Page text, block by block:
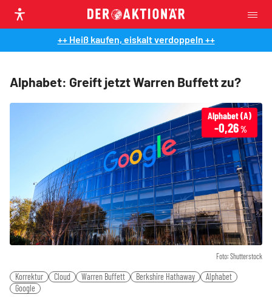
++ Heiß kaufen, eiskalt verdoppeln ++
Alphabet: Greift jetzt Warren Buffett zu?
Foto: Shutterstock
Alphabet (A)
-0,26%
Korrektur Cloud Warren Buffett Berkshire Hathaway
Alphabet
Google